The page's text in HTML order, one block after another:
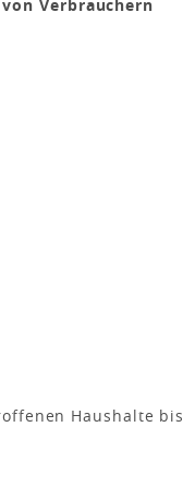
Verbrauchern
Haushalte bis